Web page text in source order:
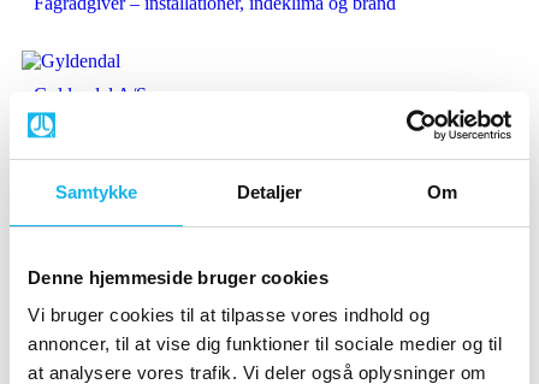
Samtykke Detaljer Om
Denne hjemmeside bruger cookies
Vi bruger cookies til at tilpasse vores indhold og
annoncer, til at vise dig funktioner til sociale medier og til
at analysere vores trafik. Vi deler også oplysninger om
Gyldendal A/S
Totalrådgiver og brandrådgiver
Hauser Plads
Installations- og brandrådgiver
Købmagergade 22
Installations- og brandrådgiver